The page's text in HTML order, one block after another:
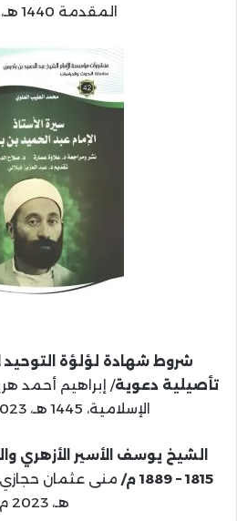
المقدمة 1440 هـ، 2019 م.
شروط شهادة لؤلؤة التوحيد
تأصيلية دعوية/ إبراهيم أحمد
الإسلامية، 1445 هـ، 2023 م (دكتوراه).
الشيخ يوسف الأسير الأزهري
1815 – 1889 م/
هـ، 2023 م.